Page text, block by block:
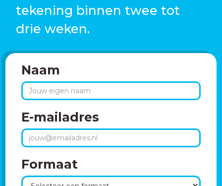
tekening binnen twee tot
drie weken.
Naam
E-mailadres
Formaat